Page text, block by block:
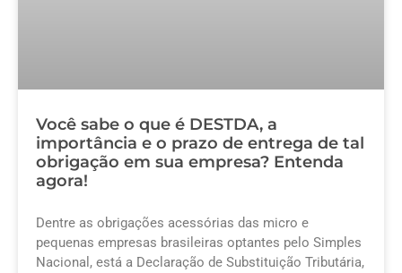
Você sabe o que é DESTDA, a
importância e o prazo de entrega de tal
obrigação em sua empresa? Entenda
agora!
Dentre as obrigações acessórias das micro e
pequenas empresas brasileiras optantes pelo Simples
Nacional, está a Declaração de Substituição Tributária,